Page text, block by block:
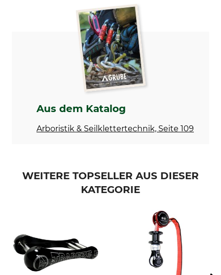
Produkttyp
Abziehkirsche
Aus dem Katalog
Arboristik & Seilklettertechnik, Seite 109
WEITERE TOPSELLER AUS DIESER
KATEGORIE